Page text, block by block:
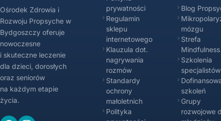
Ośrodek Zdrowia i
Rozwoju Propsyche w
Bydgoszczy oferuje
nowoczesne
i skuteczne leczenie
dla dzieci, dorosłych
oraz seniorów
na każdym etapie
życia.
prywatności
Regulamin
sklepu
internetowego
Klauzula dot.
nagrywania
rozmów
Standardy
ochrony
małoletnich
Polityka
Blog
mózgu
Strefa
Mindfulness
Szkolenia
specjalistów
szkoleń
Grupy
rozwojowe